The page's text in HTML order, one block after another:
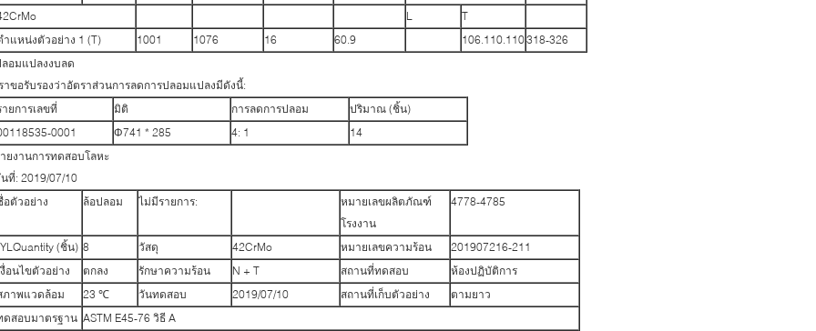
L
T
ำแหน่งตัวอย่าง 1 (T)
1001 1076 16 60.9 106.110.110318-326
อมแปลงงบลด
าขอรับรองว่าอัตราส่วนการลดการปลอมแปลงมีดังนี้:
ายการเลขที่
มิติ การลดการปลอม
ปริมาณ (ชิ้น)
0001
Φ741 * 285 4: 1
14
ยงานการทดสอบโลหะ
ที่: 2019/07/10
อตัวอย่าง
ล้อปลอม ไม่มีรายการ:
หมายเลขผลิตภัณฑ์
โรงงาน
4778-4785
(ชิ้น) 8 วัสดุ 42CrMo หมายเลขความร้อน
201907216-211
งื่อนไขตัวอย่าง
ตกลง รักษาความร้อน N + T สถานที่ทดสอบ
ห้องปฏิบัติการ
ภาพแวดล้อม
23 ℃ วันทดสอบ 2019/07/10 สถานที่เก็บตัวอย่าง
ตามยาว
ดสอบมาตรฐาน ASTM E45-76 วิธี A